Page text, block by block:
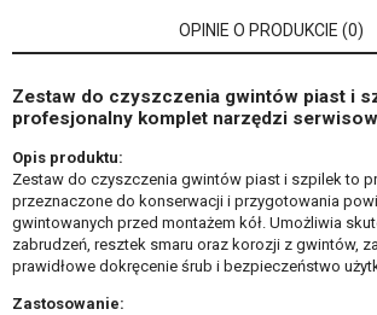
OPINIE O PRODUKCIE (0)
Zestaw do czyszczenia gwintów piast i
profesjonalny komplet narzędzi
Opis produktu:
Zestaw do czyszczenia gwintów piast i szpilek to
przeznaczone do konserwacji i przygotowania
gwintowanych przed montażem kół. Umożliwia
zabrudzeń, resztek smaru oraz korozji z gwintów,
prawidłowe dokręcenie śrub i bezpieczeństwo
Zastosowanie: